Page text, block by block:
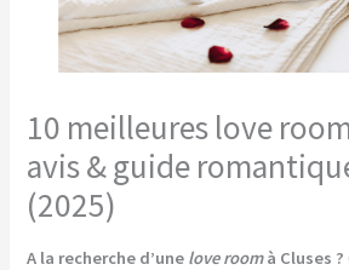
10 meilleures love
avis & guide
(2025)
A la recherche d’une love roomà Cluses ?